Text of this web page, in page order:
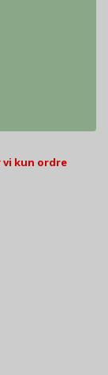
vi kun ordre